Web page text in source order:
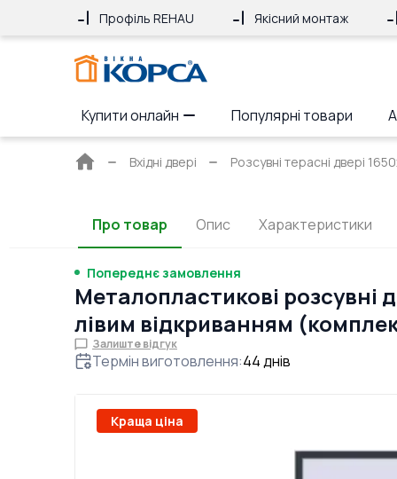
Профіль REHAU Якісний монтаж
Купити онлайн Популярні товари
Головна
Вхідні двері Розсувні терасні двері
Про товар Опис Характеристики
Попереднє замовлення
Металопластикові розсувні
лівим відкриванням
Залиште відгук
Термін виготовлення:44днів
Краща ціна